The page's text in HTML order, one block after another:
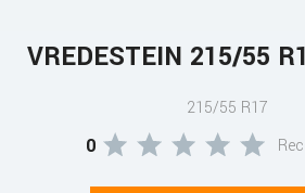
VREDESTEIN 215/55
215/55 R17
0